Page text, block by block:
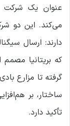
می‌کند. این دو
دارند: ارسال
گرفته تا مزارع
ساختار، بر
تأکید دارد.